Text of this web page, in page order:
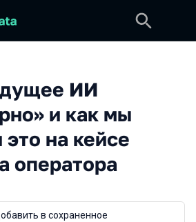
ИИ
и как мы
на кейсе
оператора
в сохраненное